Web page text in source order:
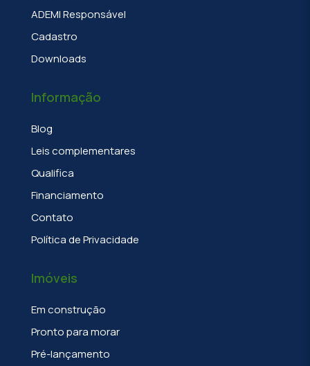
ADEMI Responsável
Cadastro
Downloads
Informação
Blog
Leis complementares
Qualifica
Financiamento
Contato
Política de Privacidade
Imóveis
Em construção
Pronto para morar
Pré-lançamento